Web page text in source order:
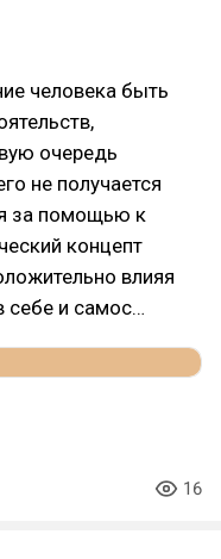
человека быть
очередь
не получается
за помощью к
концепт
влияя
себе и самос…
16